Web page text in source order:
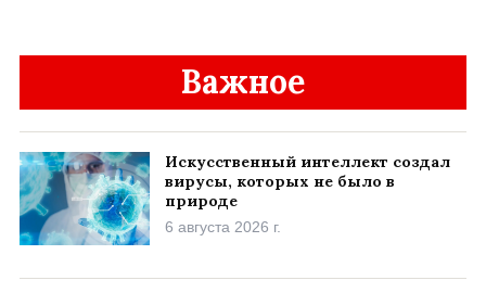
Важное
Искусственный интеллект создал
вирусы, которых не было в
природе
6 августа 2026 г.